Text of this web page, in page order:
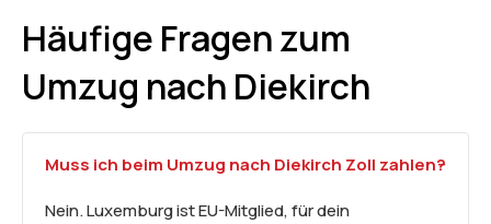
Häufige Fragen zum
Umzug nach Diekirch
Muss ich beim Umzug nach Diekirch Zoll zahlen?
Nein. Luxemburg ist EU-Mitglied, für dein